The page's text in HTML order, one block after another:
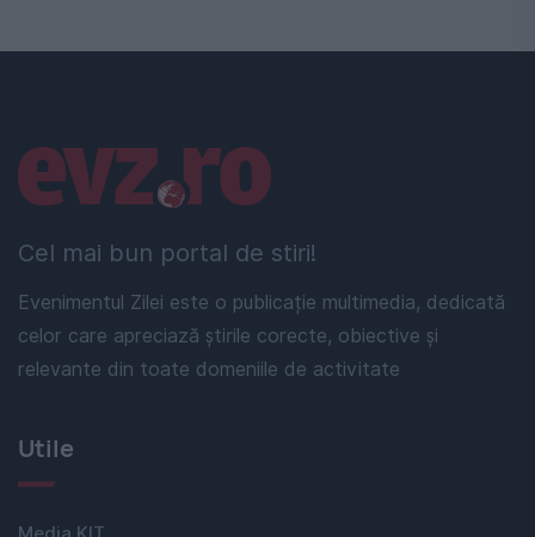
Cel mai bun portal de stiri!
Evenimentul Zilei este o publicație multimedia, dedicată
celor care apreciază știrile corecte, obiective și
relevante din toate domeniile de activitate
Linkuri utile
Utile